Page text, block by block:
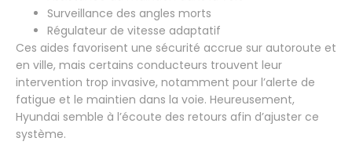
Surveillance des angles morts
Régulateur de vitesse adaptatif
Ces aides favorisent une sécurité accrue sur autoroute et
en ville, mais certains conducteurs trouvent leur
intervention trop invasive, notamment pour l’alerte de
fatigue et le maintien dans la voie. Heureusement,
Hyundai semble à l’écoute des retours afin d’ajuster ce
système.